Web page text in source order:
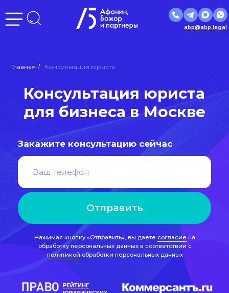
abp@abp.legal
Главная / Консультация юриста
Консультация юриста
Закажите консультацию сейчас
Отправить
Нажимая кнопку «Отправить», вы даете
обработку персональных данных в соответствии с